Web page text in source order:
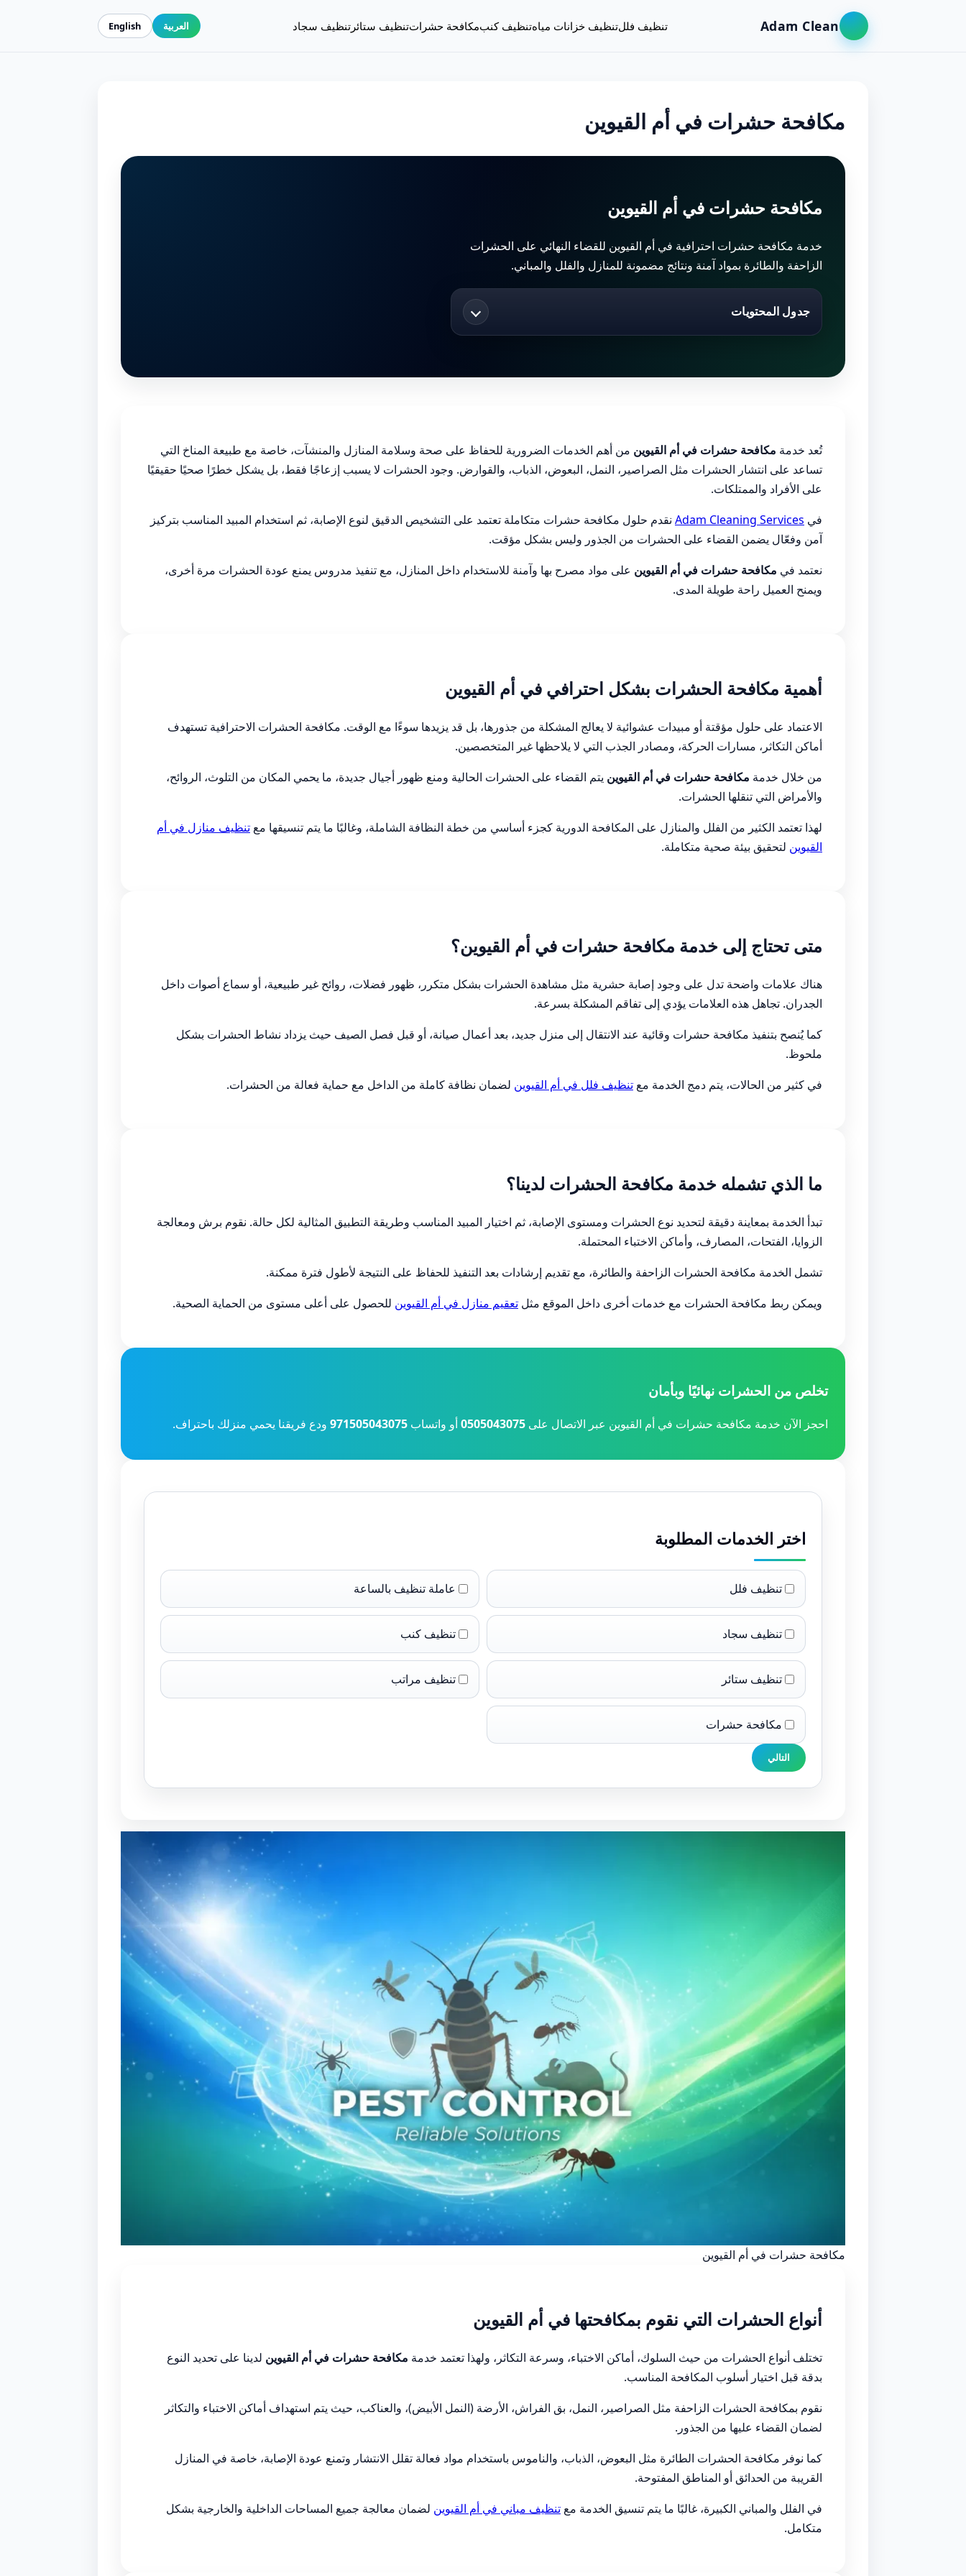
Adam Clean تنظيف فللتنظيف خزانات مياهتنظيف كنبمكافحة حشراتتنظيف ستائر تنظيف سجاد العربية English
مكافحة حشرات في أم القيوين
مكافحة حشرات في أم القيوين
خدمة مكافحة حشرات احترافية في أم القيوين للقضاء النهائي على الحشرات
الزاحفة والطائرة بمواد آمنة ونتائج مضمونة للمنازل والفلل والمباني.
جدول المحتويات
تُعد خدمة مكافحة حشرات في أم القيوين من أهم الخدمات الضرورية للحفاظ على صحة وسلامة المنازل والمنشآت، خاصة مع طبيعة المناخ التي
تساعد على انتشار الحشرات مثل الصراصير، النمل، البعوض، الذباب، والقوارض. وجود الحشرات لا يسبب إزعاجًا فقط، بل يشكل خطرًا صحيًا حقيقيًا
على الأفراد والممتلكات.
في Adam Cleaning Services نقدم حلول مكافحة حشرات متكاملة تعتمد على التشخيص الدقيق لنوع الإصابة، ثم استخدام المبيد المناسب بتركيز
آمن وفعّال يضمن القضاء على الحشرات من الجذور وليس بشكل مؤقت.
نعتمد في مكافحة حشرات في أم القيوين على مواد مصرح بها وآمنة للاستخدام داخل المنازل، مع تنفيذ مدروس يمنع عودة الحشرات مرة أخرى،
ويمنح العميل راحة طويلة المدى.
أهمية مكافحة الحشرات بشكل احترافي في أم القيوين
الاعتماد على حلول مؤقتة أو مبيدات عشوائية لا يعالج المشكلة من جذورها، بل قد يزيدها سوءًا مع الوقت. مكافحة الحشرات الاحترافية تستهدف
أماكن التكاثر، مسارات الحركة، ومصادر الجذب التي لا يلاحظها غير المتخصصين.
من خلال خدمة مكافحة حشرات في أم القيوين يتم القضاء على الحشرات الحالية ومنع ظهور أجيال جديدة، ما يحمي المكان من التلوث، الروائح،
والأمراض التي تنقلها الحشرات.
لهذا تعتمد الكثير من الفلل والمنازل على المكافحة الدورية كجزء أساسي من خطة النظافة الشاملة، وغالبًا ما يتم تنسيقها مع تنظيف منازل في أم
القيوين لتحقيق بيئة صحية متكاملة.
متى تحتاج إلى خدمة مكافحة حشرات في أم القيوين؟
هناك علامات واضحة تدل على وجود إصابة حشرية مثل مشاهدة الحشرات بشكل متكرر، ظهور فضلات، روائح غير طبيعية، أو سماع أصوات داخل
الجدران. تجاهل هذه العلامات يؤدي إلى تفاقم المشكلة بسرعة.
كما يُنصح بتنفيذ مكافحة حشرات وقائية عند الانتقال إلى منزل جديد، بعد أعمال صيانة، أو قبل فصل الصيف حيث يزداد نشاط الحشرات بشكل
ملحوظ.
في كثير من الحالات، يتم دمج الخدمة مع تنظيف فلل في أم القيوين لضمان نظافة كاملة من الداخل مع حماية فعالة من الحشرات.
ما الذي تشمله خدمة مكافحة الحشرات لدينا؟
تبدأ الخدمة بمعاينة دقيقة لتحديد نوع الحشرات ومستوى الإصابة، ثم اختيار المبيد المناسب وطريقة التطبيق المثالية لكل حالة. نقوم برش ومعالجة
الزوايا، الفتحات، المصارف، وأماكن الاختباء المحتملة.
تشمل الخدمة مكافحة الحشرات الزاحفة والطائرة، مع تقديم إرشادات بعد التنفيذ للحفاظ على النتيجة لأطول فترة ممكنة.
ويمكن ربط مكافحة الحشرات مع خدمات أخرى داخل الموقع مثل تعقيم منازل في أم القيوين للحصول على أعلى مستوى من الحماية الصحية.
تخلص من الحشرات نهائيًا وبأمان
احجز الآن خدمة مكافحة حشرات في أم القيوين عبر الاتصال على 0505043075أو واتساب 971505043075 ودع فريقنا يحمي منزلك باحتراف.
اختر الخدمات المطلوبة
تنظيف فلل عاملة تنظيف بالساعة
تنظيف سجاد تنظيف كنب
تنظيف ستائر تنظيف مراتب
مكافحة حشرات
التالي
مكافحة حشرات في أم القيوين
أنواع الحشرات التي نقوم بمكافحتها في أم القيوين
تختلف أنواع الحشرات من حيث السلوك، أماكن الاختباء، وسرعة التكاثر، ولهذا تعتمد خدمة مكافحة حشرات في أم القيوين لدينا على تحديد النوع
بدقة قبل اختيار أسلوب المكافحة المناسب.
نقوم بمكافحة الحشرات الزاحفة مثل الصراصير، النمل، بق الفراش، الأرضة (النمل الأبيض)، والعناكب، حيث يتم استهداف أماكن الاختباء والتكاثر
لضمان القضاء عليها من الجذور.
كما نوفر مكافحة الحشرات الطائرة مثل البعوض، الذباب، والناموس باستخدام مواد فعالة تقلل الانتشار وتمنع عودة الإصابة، خاصة في المنازل
القريبة من الحدائق أو المناطق المفتوحة.
في الفلل والمباني الكبيرة، غالبًا ما يتم تنسيق الخدمة مع تنظيف مباني في أم القيوين لضمان معالجة جميع المساحات الداخلية والخارجية بشكل
متكامل.